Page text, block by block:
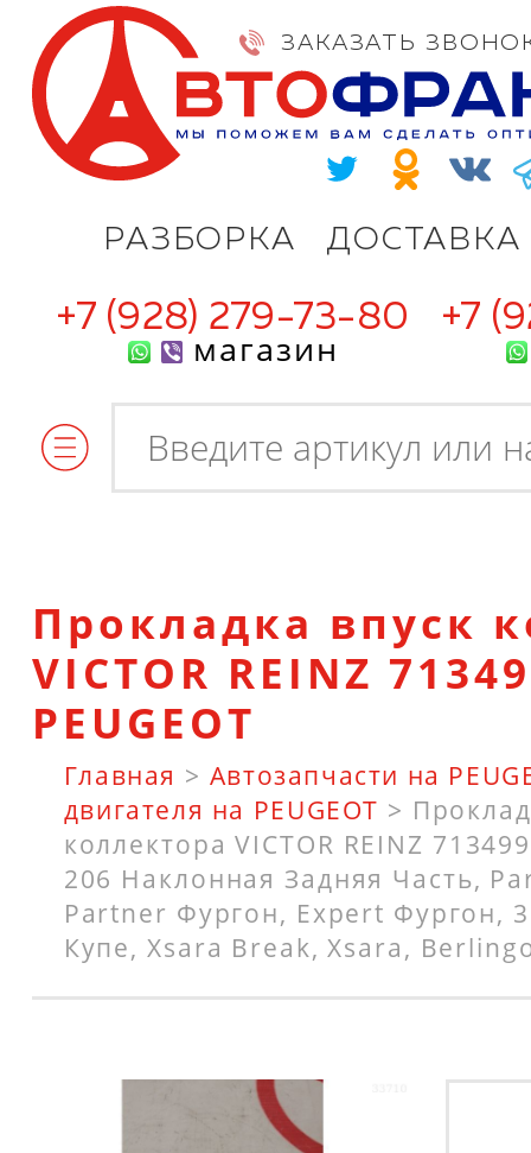
РАЗБОРКА ДОСТАВКА
ЗАКАЗАТЬ
+7 (928) 279-73-80
магазин
+7
Прокладка впуск
VICTOR REINZ
PEUGEOT
Главная > Автозапчасти на
двигателя на PEUGEOT >
коллектора VICTOR REINZ
206 Наклонная Задняя Часть,
Partner Фургон, Expert Фургон,
Купе, Xsara Break, Xsara,